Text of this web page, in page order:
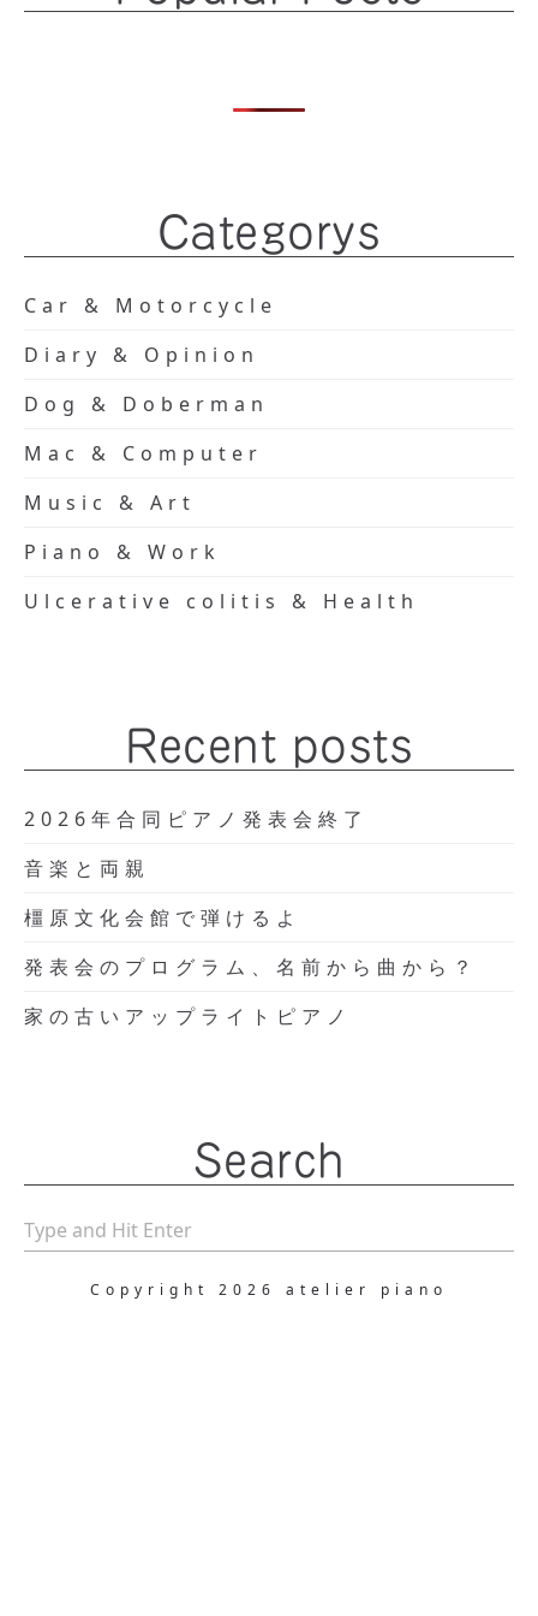
Categorys
Car & Motorcycle
Diary & Opinion
Dog & Doberman
Mac & Computer
Music & Art
Piano & Work
Ulcerative colitis & Health
Recent posts
2026年合同ピアノ発表会終了
音楽と両親
橿原文化会館で弾けるよ
発表会のプログラム、名前から曲から？
家の古いアップライトピアノ
Search
Copyright 2026 atelier piano